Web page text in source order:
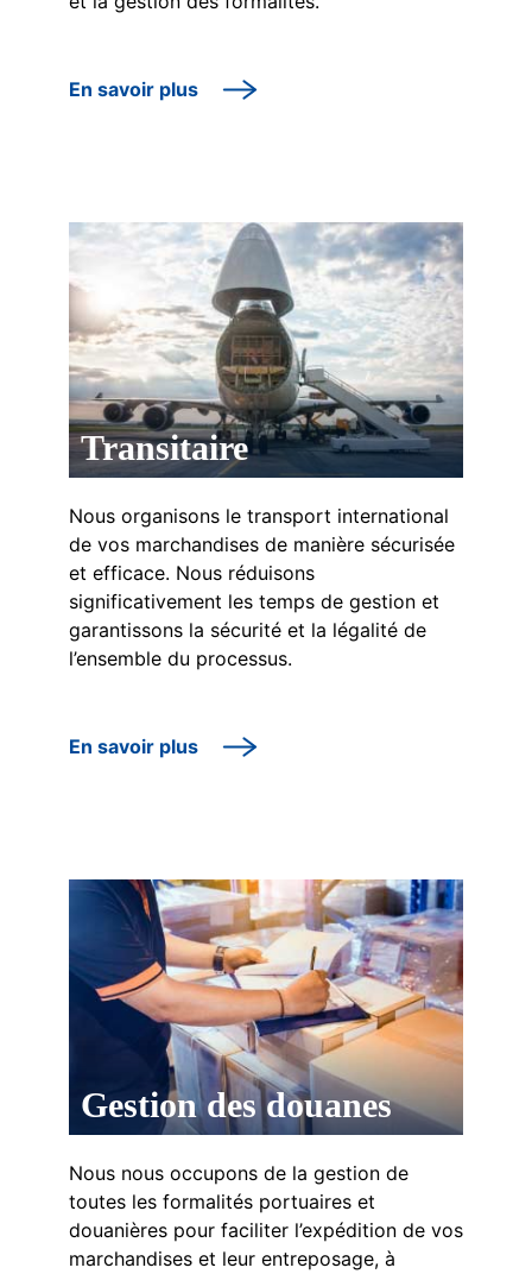
En savoir plus
Transitaire
Nous organisons le transport international
de vos marchandises de manière sécurisée
et efficace. Nous réduisons
significativement les temps de gestion et
garantissons la sécurité et la légalité de
l’ensemble du processus.
En savoir plus
Gestion des douanes
Nous nous occupons de la gestion de
toutes les formalités portuaires et
douanières pour faciliter l’expédition de vos
marchandises et leur entreposage, à